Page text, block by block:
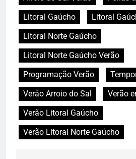
Litoral Gaúcho
Litoral
Litoral Norte Gaúcho
Litoral Norte Gaúcho Verão
Programação Verão
Verão Arroio do Sal
Verão
Verão Litoral Gaúcho
Verão Litoral Norte Gaúcho